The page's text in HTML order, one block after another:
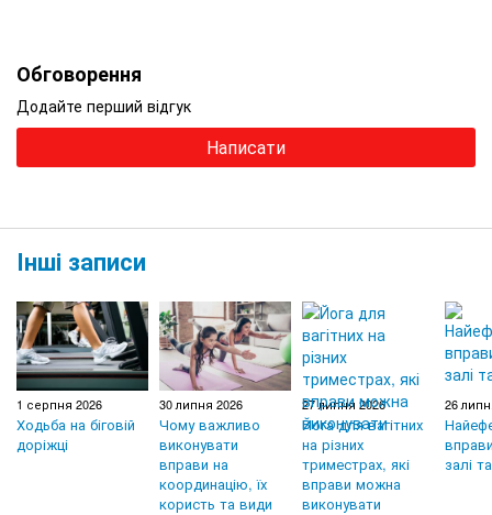
Обговорення
Додайте перший відгук
Написати
Інші записи
1 серпня 2026
Ходьба на біговій
доріжці
30 липня 2026
Чому важливо
виконувати
вправи на
координацію, їх
користь та види
27 липня 2026
Йога для вагітних
на різних
триместрах, які
вправи можна
виконувати
26
залі